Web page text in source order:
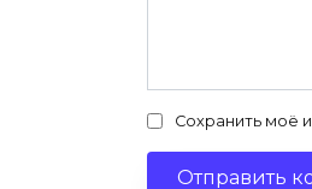
Сохранить моё